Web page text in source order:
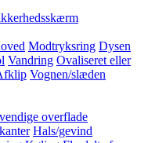
Modtryksring Dysen
Vandring Ovaliseret eller
Vognen/slæden
overflade
Hals/gevind